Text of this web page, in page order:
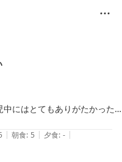
にはとてもありがたかった
した。
| 朝食: 5 | 夕食: - |